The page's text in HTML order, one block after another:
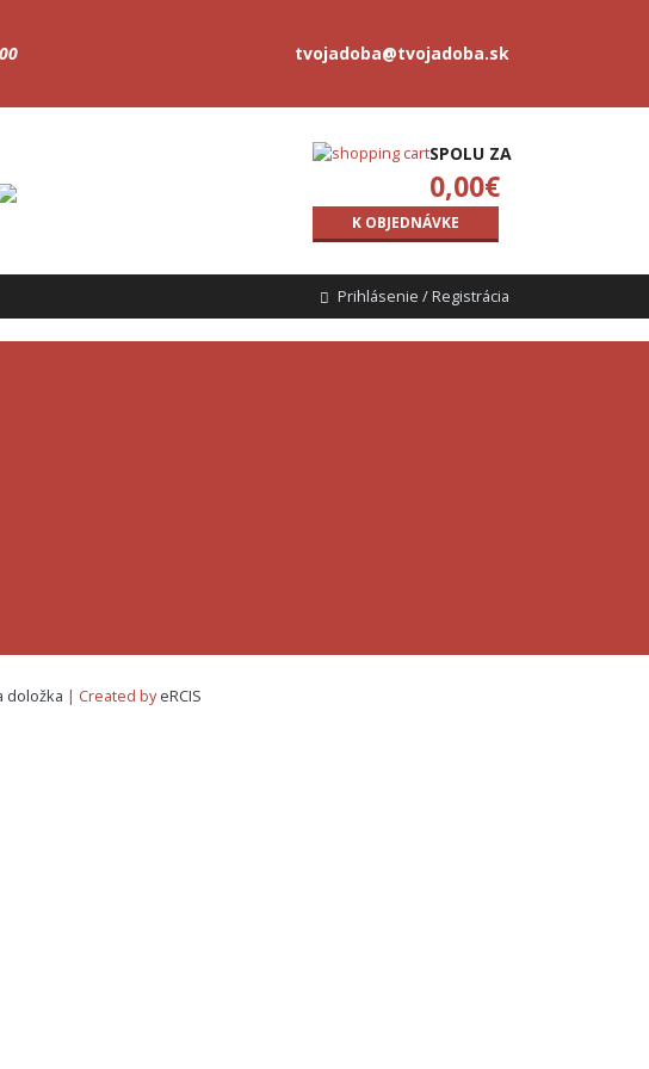
tvojadoba@tvojadoba.sk
SPOLU ZA
0,00€
K OBJEDNÁVKE
Prihlásenie / Registrácia
doložka | Created byeRCIS